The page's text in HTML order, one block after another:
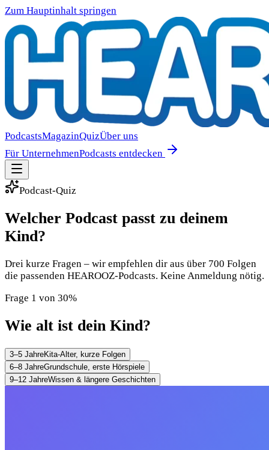
Zum Hauptinhalt springen
PodcastsMagazinQuizÜber uns
Für UnternehmenPodcasts entdecken
Podcast-Quiz
Welcher Podcast passt zu deinem
Kind?
Drei kurze Fragen – wir empfehlen dir aus über 700 Folgen
die passenden HEAROOZ-Podcasts. Keine Anmeldung nötig.
Frage 1 von 30%
Wie alt ist dein Kind?
3–5 JahreKita-Alter, kurze Folgen
6–8 JahreGrundschule, erste Hörspiele
9–12 JahreWissen & längere Geschichten